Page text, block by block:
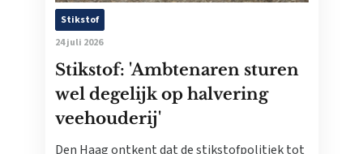
Stikstof
24 juli 2026
Stikstof: 'Ambtenaren sturen
wel degelijk op halvering
veehouderij'
Den Haag ontkent dat de stikstofpolitiek tot